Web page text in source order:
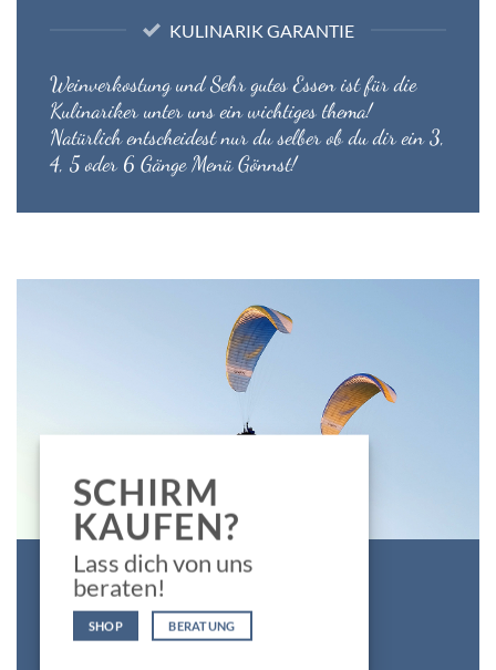
KULINARIK GARANTIE
Weinverkostung und Sehr gutes Essen ist für die
Kulinariker unter uns ein wichtiges thema!
Natürlich entscheidest nur du selber ob du dir ein 3,
4, 5 oder 6 Gänge Menü Gönnst!
SCHIRM
KAUFEN?
Lass dich von uns
beraten!
SHOP BERATUNG